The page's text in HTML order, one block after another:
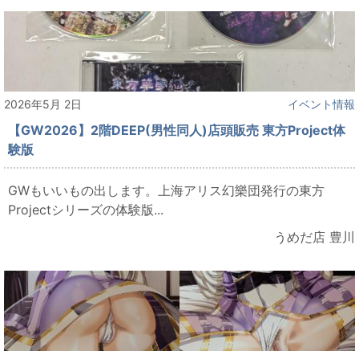
2026年5月 2日 イベント情報
【GW2026】2階DEEP(男性同人)店頭販売 東方Project体
験版
GWもいいもの出します。上海アリス幻樂団発行の東方
Projectシリーズの体験版...
うめだ店 豊川